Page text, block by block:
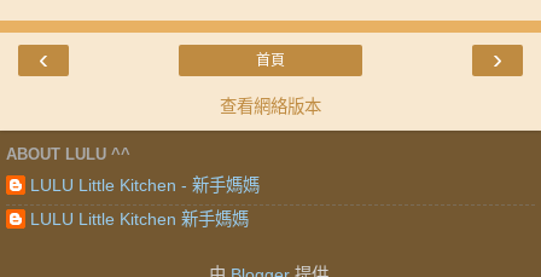
‹ ›
首頁
查看網絡版本
ABOUT LULU ^^
LULU Little Kitchen - 新手媽媽
LULU Little Kitchen 新手媽媽